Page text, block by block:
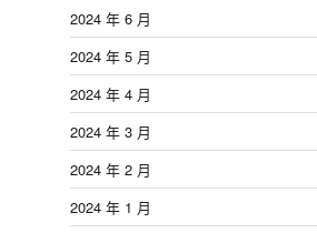
2024 年 6 月
2024 年 5 月
2024 年 4 月
2024 年 3 月
2024 年 2 月
2024 年 1 月